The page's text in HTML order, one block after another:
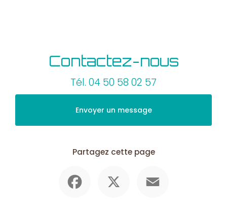
Contactez-nous
Tél. 04 50 58 02 57
Envoyer un message
Partagez cette page